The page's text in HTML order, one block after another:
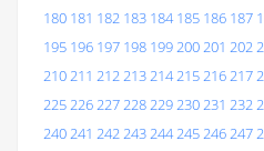
180 181 182 183 184 185 186 187
195 196 197 198 199200201 202
210211 212213214215216217
225226227228229230231 232
240241 242243244245246247